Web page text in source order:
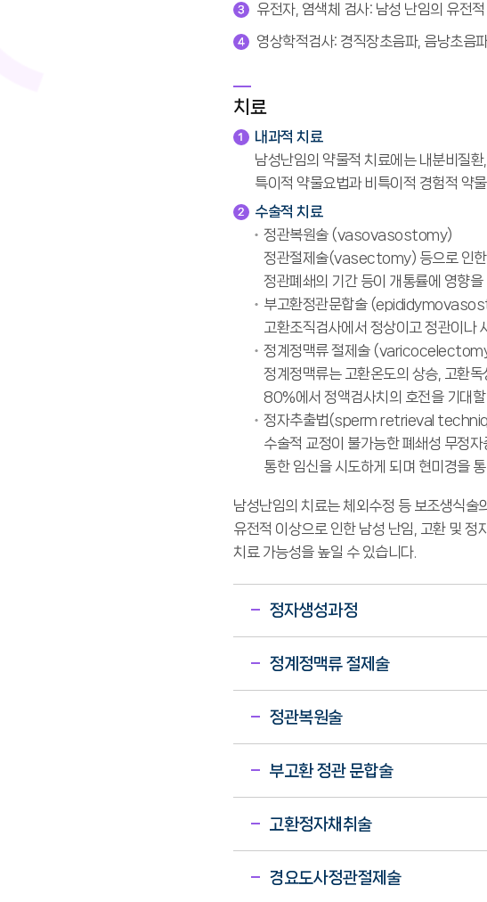
유전자, 염색체 검사: 남성 난임의 유전
영상학적검사: 경직장초음파, 음낭초음
치료
내과적 치료
남성난임의 약물적 치료에는 내분비질
특이적 약물요법과 비특이적 경험적 약
수술적 치료
정관복원술 (vasovasostomy)
정관절제술(vasectomy) 등으로 인한
정관폐쇄의 기간 등이 개통률에 영향을
부고환정관문합술
고환조직검사에서 정상이고 정관이나
정계정맥류 절제술
정계정맥류는 고환온도의 상승, 고환
80%에서 정액검사치의 호전을 기대할
정자추출법(sperm retrieval
수술적 교정이 불가능한 폐쇄성 무정
통한 임신을 시도하게 되며 현미경을
남성난임의 치료는 체외수정 등 보조생식술
유전적 이상으로 인한 남성 난임, 고환 및 정
치료 가능성을 높일 수 있습니다.
정자생성과정
정계정맥류 절제술
정관복원술
부고환 정관 문합술
고환정자채취술
경요도사정관절제술